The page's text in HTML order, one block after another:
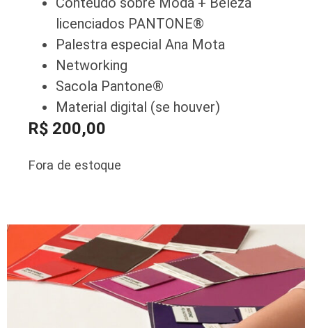
licenciados PANTONE®
Palestra especial Ana Mota
Networking
Sacola Pantone®
Material digital (se houver)
R$ 200,00
Fora de estoque